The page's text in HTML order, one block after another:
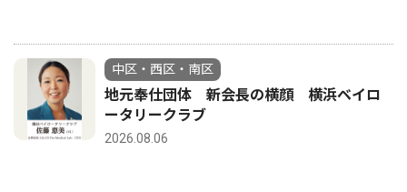
中区・西区・南区
地元奉仕団体 新会長の横顔 横浜ベイロ
ータリークラブ
2026.08.06